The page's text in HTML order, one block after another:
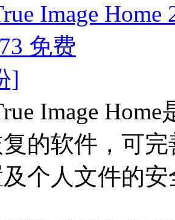
Image
免费
]
Image
的软件，可
个人文件的安